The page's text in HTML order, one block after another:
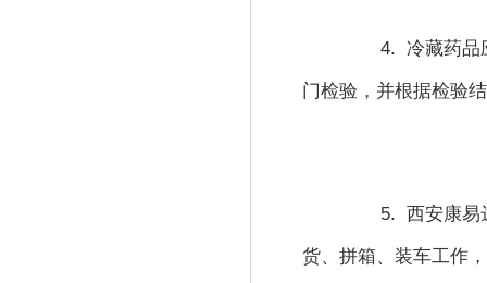
4. 冷藏药品
门检验，并根据检验
5. 西安康易
货、拼箱、装车工作